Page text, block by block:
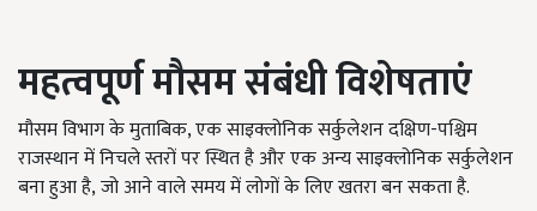
महत्वपूर्ण मौसम संबंधी विशेषताएं
मौसम विभाग के मुताबिक,एक साइक्लोनिक सर्कुलेशन दक्षिण-पश्चिम
राजस्थान में निचले स्तरों पर स्थित है और एक अन्य साइक्लोनिक सर्कुलेशन
बना हुआ है, जो आने वाले समय में लोगों के लिए खतरा बन सकता है.